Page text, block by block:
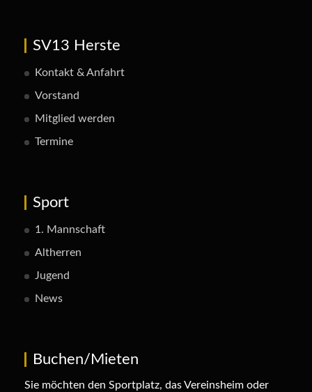
SV13 Herste
Kontakt & Anfahrt
Vorstand
Mitglied werden
Termine
Sport
1. Mannschaft
Altherren
Jugend
News
Buchen/Mieten
Sie möchten den Sportplatz, das Vereinsheim oder